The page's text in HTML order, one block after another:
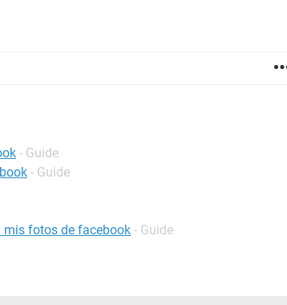
- Guide
- Guide
mis fotos de facebook - Guide